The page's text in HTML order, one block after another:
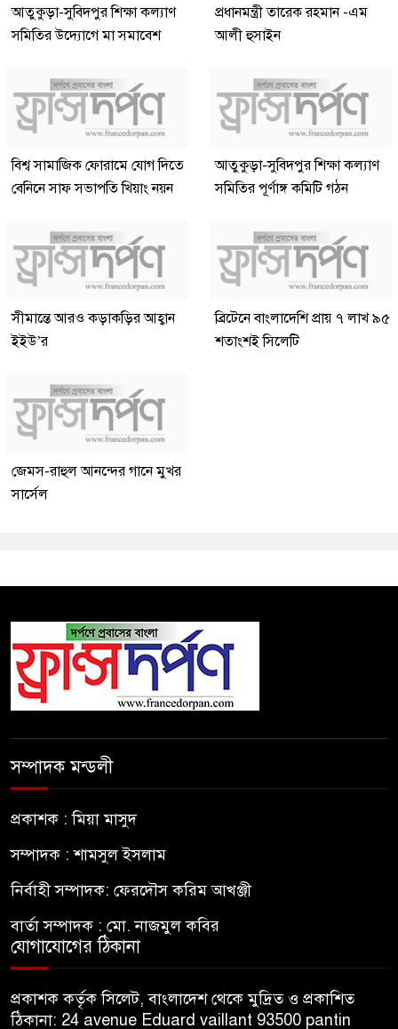
আতুকুড়া-সুবিদপুর শিক্ষা কল্যাণ
সমিতির উদ্যোগে মা সমাবেশ
প্রধানমন্ত্রী তারেক রহমান -এম
আলী হুসাইন
বিশ্ব সামাজিক ফোরামে যোগ দিতে
বেনিনে সাফ সভাপতি খিয়াং নয়ন
আতুকুড়া-সুবিদপুর শিক্ষা কল্যাণ
সমিতির পূর্ণাঙ্গ কমিটি গঠন
সীমান্তে আরও কড়াকড়ির আহ্বান
ইইউ’র
ব্রিটেনে বাংলাদেশি প্রায় ৭ লাখ ৯৫
শতাংশই সিলেটি
জেমস-রাহুল আনন্দের গানে মুখর
সার্সেল
সম্পাদক মন্ডলী
প্রকাশক : মিয়া মাসুদ
সম্পাদক : শামসুল ইসলাম
নির্বাহী সম্পাদক: ফেরদৌস করিম আখঞ্জী
বার্তা সম্পাদক : মো. নাজমুল কবির
যোগাযোগের ঠিকানা
প্রকাশক কর্তৃক সিলেট, বাংলাদেশ থেকে মুদ্রিত ও প্রকাশিত
ঠিকানা: 24 avenue Eduard vaillant 93500 pantin